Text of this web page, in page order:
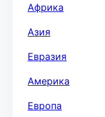
Африка
Азия
Евразия
Америка
Европа